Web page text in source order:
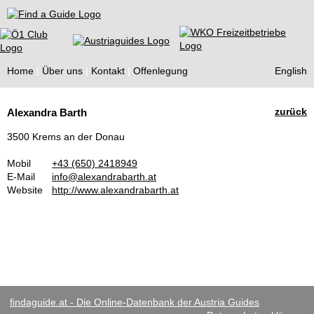
Find a Guide
Home Über uns Kontakt Offenlegung English
Guides
zurück
Alexandra Barth
3500 Krems an der Donau
Mobil
+43 (650) 2418949
E-Mail
info@alexandrabarth.at
Website
http://www.alexandrabarth.at
findaguide.at - Die Online-Datenbank der Austria Guides